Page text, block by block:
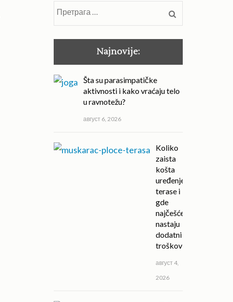
Претрага
за:
Najnovije:
Šta su parasimpatičke
aktivnosti i kako vraćaju telo
u ravnotežu?
август 6, 2026
Koliko
zaista
košta
uređenje
terase i
gde
najčešće
nastaju
dodatni
troškovi?
август 4,
2026